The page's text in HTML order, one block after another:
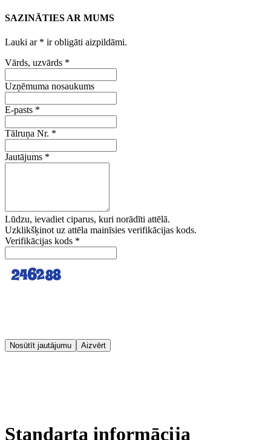
SAZINĀTIES AR MUMS
Lauki ar * ir obligāti aizpildāmi.
Vārds, uzvārds *
Uzņēmuma nosaukums
E-pasts *
Tālruņa Nr. *
Jautājums *
Lūdzu, ievadiet ciparus, kuri norādīti attēlā.
Uzklikšķinot uz attēla mainīsies verifikācijas kods.
Verifikācijas kods *
Nosūtīt jautājumu Aizvērt
Standarta informācija